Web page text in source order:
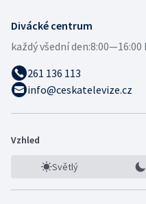
Divácké centrum
každý všední den:8:00—16:00
261 136 113
info@ceskatelevize.cz
Vzhled
Světlý